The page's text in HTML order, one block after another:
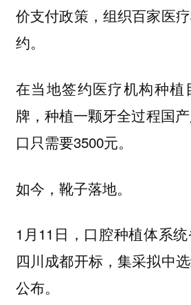
价支付政策，组织百家医
约。
在当地签约医疗机构种植
牌，种植一颗牙全过程国
口只需要3500元。
如今，靴子落地。
1月11日，口腔种植体系
四川成都开标，集采拟中
公布。